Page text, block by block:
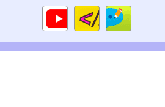
Code
HTML
Gameplays